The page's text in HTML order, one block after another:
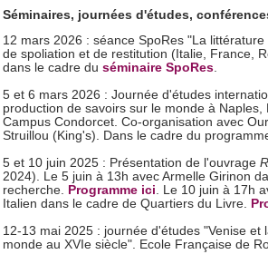
Séminaires, journées d'études,
12 mars 2026 : séance SpoRes "La
de spoliation et de restitution (Italie, France,
dans le cadre du séminaire SpoRes.
5 et 6 mars 2026 : Journée d'études
production de savoirs sur le monde à Naples,
Campus Condorcet. Co-organisation avec
Struillou (King's). Dans le cadre du
5 et 10 juin 2025 : Présentation de l'ouvrage
2024). Le 5 juin à 13h avec Armelle Girinon
recherche. Programme ici. Le 10 juin à 17h
Italien dans le cadre de Quartiers du Livre.
12-13 mai 2025 : journée d'études "Venise et
monde au XVIe siècle". Ecole Française de